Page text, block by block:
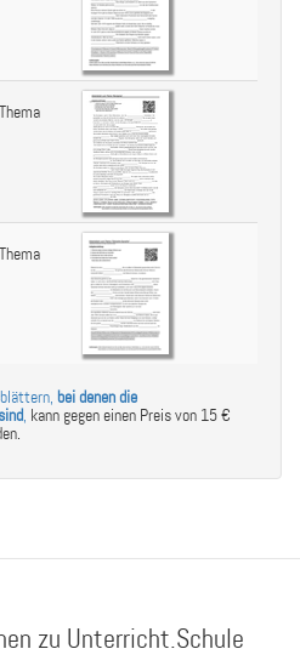
bei denen die
, kann gegen einen Preis von 15 €
zu Unterricht.Schule